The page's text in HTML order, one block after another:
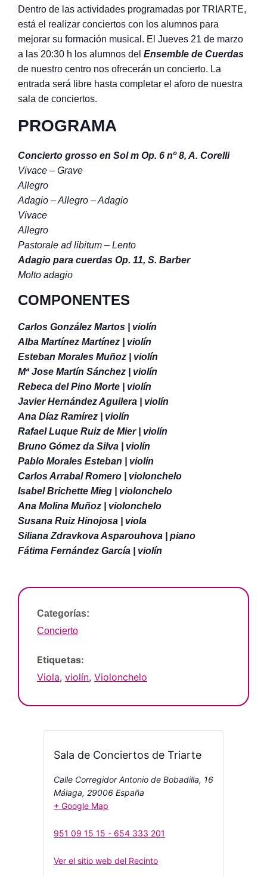
Dentro de las actividades programadas por TRIARTE,
está el realizar conciertos con los alumnos para
mejorar su formación musical. El Jueves 21 de marzo
a las 20:30 h los alumnos del Ensemble de Cuerdas
de nuestro centro nos ofrecerán un concierto. La
entrada será libre hasta completar el aforo de nuestra
sala de conciertos.
PROGRAMA
Concierto grosso en Sol m Op. 6 nº 8, A. Corelli
Vivace – Grave
Allegro
Adagio – Allegro – Adagio
Vivace
Allegro
Pastorale ad libitum – Lento
Adagio para cuerdas Op. 11, S. Barber
Molto adagio
COMPONENTES
Carlos González Martos | violín
Alba Martínez Martínez | violín
Esteban Morales Muñoz | violín
Mª Jose Martín Sánchez | violín
Rebeca del Pino Morte | violín
Javier Hernández Aguilera | violín
Ana Díaz Ramírez | violín
Rafael Luque Ruiz de Mier | violín
Bruno Gómez da Silva | violín
Pablo Morales Esteban | violín
Carlos Arrabal Romero | violonchelo
Isabel Brichette Mieg | violonchelo
Ana Molina Muñoz | violonchelo
Susana Ruiz Hinojosa | viola
Siliana Zdravkova Asparouhova | piano
Fátima Fernández García | violín
Categorías:
Concierto
Etiquetas:
Viola, violín, Violonchelo
Sala de Conciertos de Triarte
Calle Corregidor Antonio de Bobadilla, 16
Málaga, 29006 España
+ Google Map
951 09 15 15 - 654 333 201
Ver el sitio web del Recinto